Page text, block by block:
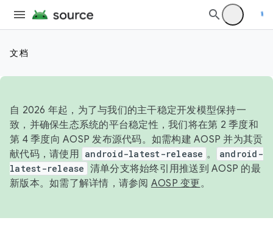
文档
自 2026 年起，为了与我们的主干稳定开发模型保持一
致，并确保生态系统的平台稳定性，我们将在第 2 季度和
第 4 季度向 AOSP 发布源代码。如需构建 AOSP 并为其贡
献代码，请使用 android-latest-release 。
android-
latest-release 清单分支将始终引用推送到 AOSP 的最
新版本。如需了解详情，请参阅 AOSP 变更。